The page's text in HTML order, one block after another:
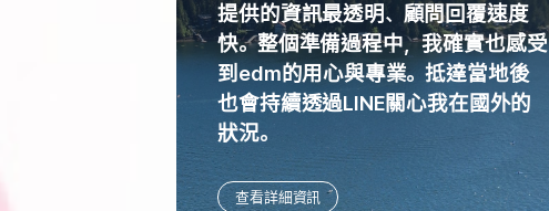
提供的資訊最透明、顧問回覆速度
快。整個準備過程中，我確實也感受
到edm的用心與專業。抵達當地後
也會持續透過LINE關心我在國外的
狀況。
查看詳細資訊